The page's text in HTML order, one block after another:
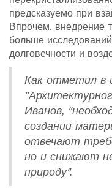
предсказуемо при
Впрочем, внедрение
больше
долговечности и
Как отметил в
Иванов,
создании
отвечают
но и снижают
природу".